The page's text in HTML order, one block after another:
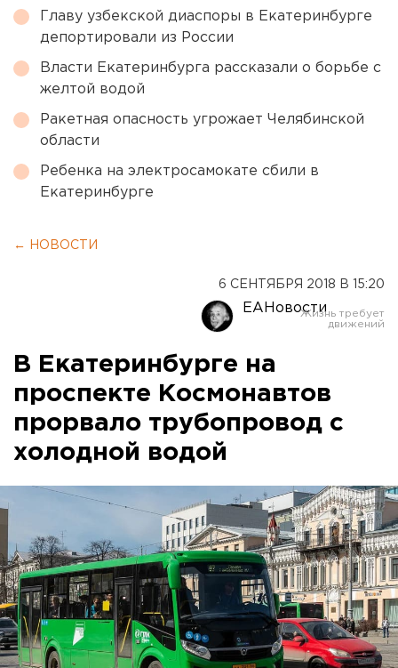
Главу узбекской диаспоры в Екатеринбурге
депортировали из России
Власти Екатеринбурга рассказали о борьбе с
желтой водой
Ракетная опасность угрожает Челябинской
области
Ребенка на электросамокате сбили в
Екатеринбурге
← НОВОСТИ
6 СЕНТЯБРЯ 2018 В 15:20
ЕАНовости
В Екатеринбурге на
проспекте Космонавтов
прорвало трубопровод с
холодной водой